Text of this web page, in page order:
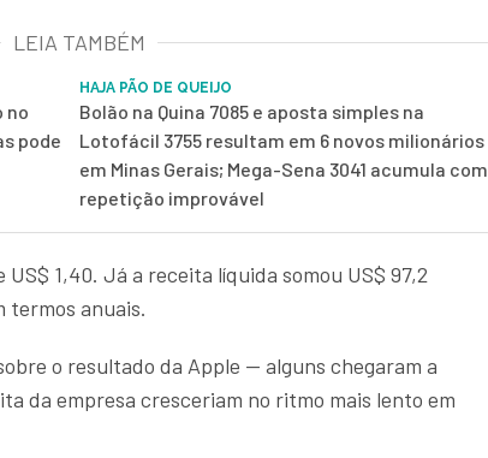
LEIA TAMBÉM
no
pode
HAJA PÃO DE QUEIJO
Bolão na Quina 7085 e aposta simples na
Lotofácil 3755 resultam em 6 novos milionários
em Minas Gerais; Mega-Sena 3041 acumula com
repetição improvável
1,40. Já a receita líquida somou US$ 97,2
termos anuais.
o resultado da Apple — alguns chegaram a
da empresa cresceriam no ritmo mais lento em